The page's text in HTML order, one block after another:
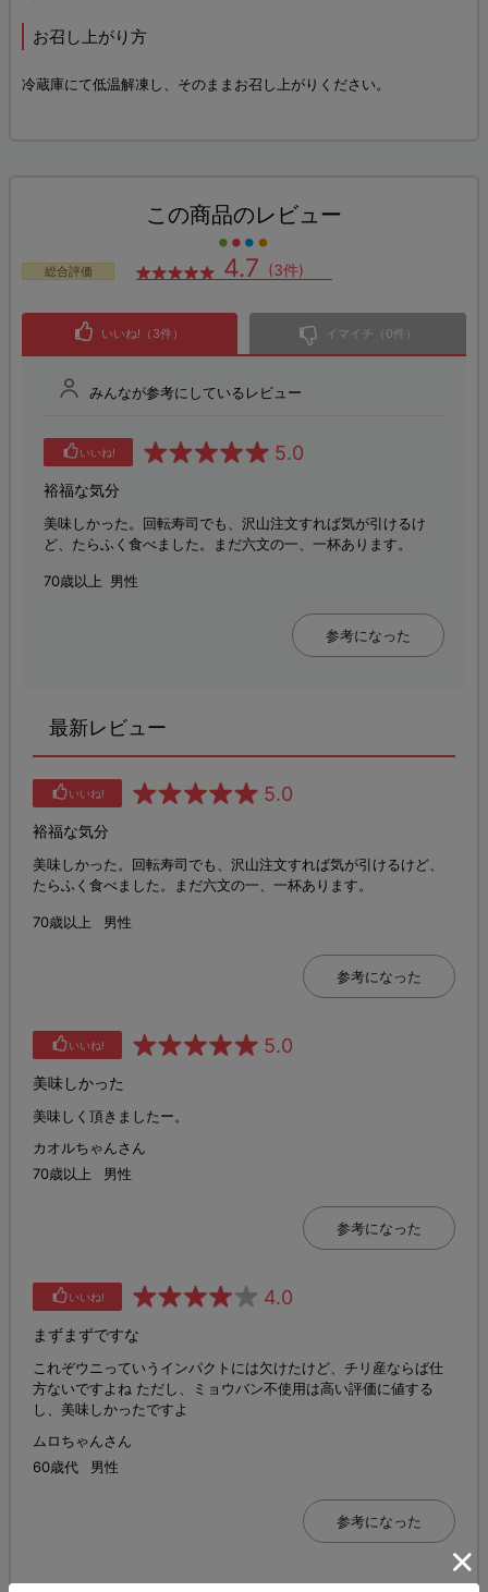
お召し上がり方
冷蔵庫にて低温解凍し、そのままお召し上がりください。
この商品のレビュー
総合評価 4.7 (3件)
いいね!（3件） イマイチ（0件）
みんなが参考にしているレビュー
いいね! 5.0
裕福な気分
美味しかった。回転寿司でも、沢山注文すれば気が引けるけ
ど、たらふく食べました。まだ六文の一、一杯あります。
70歳以上 男性
参考になった
最新レビュー
いいね! 5.0
裕福な気分
美味しかった。回転寿司でも、沢山注文すれば気が引けるけど、
たらふく食べました。まだ六文の一、一杯あります。
70歳以上 男性
参考になった
いいね! 5.0
美味しかった
美味しく頂きましたー。
カオルちゃんさん
70歳以上
男性
参考になった
いいね! 4.0
まずまずですな
これぞウニっていうインパクトには欠けたけど、チリ産ならば仕
方ないですよね ただし、ミョウバン不使用は高い評価に値する
し、美味しかったですよ
ムロちゃんさん
60歳代
男性
参考になった